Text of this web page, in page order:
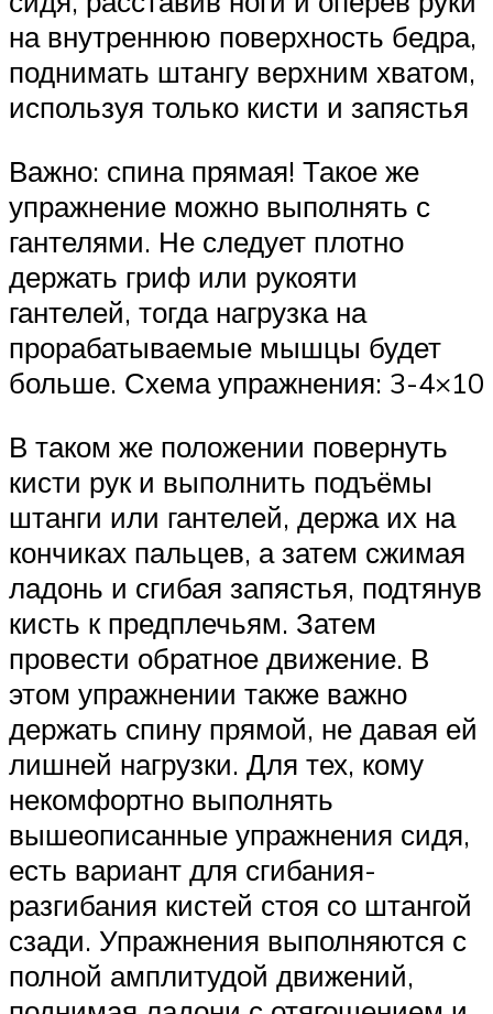
на внутреннюю поверхность бедра,
поднимать штангу верхним хватом,
используя только кисти и запястья
Важно: спина прямая! Такое же
упражнение можно выполнять с
гантелями. Не следует плотно
держать гриф или рукояти
гантелей, тогда нагрузка на
прорабатываемые мышцы будет
больше. Схема упражнения: 3-4×10
В таком же положении повернуть
кисти рук и выполнить подъёмы
штанги или гантелей, держа их на
кончиках пальцев, а затем сжимая
ладонь и сгибая запястья, подтянув
кисть к предплечьям. Затем
провести обратное движение. В
этом упражнении также важно
держать спину прямой, не давая ей
лишней нагрузки. Для тех, кому
некомфортно выполнять
вышеописанные упражнения сидя,
есть вариант для сгибания-
разгибания кистей стоя со штангой
сзади. Упражнения выполняются с
полной амплитудой движений,